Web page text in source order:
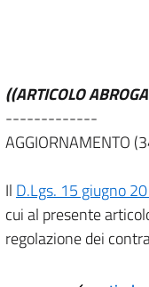
((ARTICOLO
-------------
AGGIORNAMENTO
Il D.Lgs. 15 giugno
cui al presente
regolazione dei